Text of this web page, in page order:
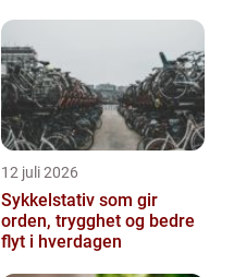
12 juli 2026
Sykkelstativ som gir
orden, trygghet og bedre
flyt i hverdagen